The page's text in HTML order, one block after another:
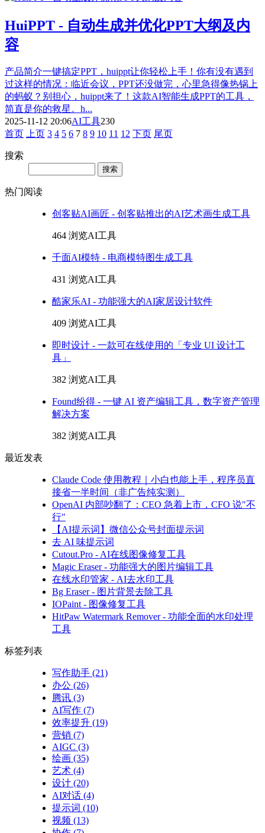
HuiPPT - 自动生成并优化PPT大纲及内
容
产品简介一键搞定PPT，huippt让你轻松上手！你有没有遇到
过这样的情况：临近会议，PPT还没做完，心里急得像热锅上
的蚂蚁？别担心，huippt来了！这款AI智能生成PPT的工具，
简直是你的救星。h...
2025-11-12 20:06AI工具230
首页
上页 3 4 5 6 7 8 9 10 11 12 下页 尾页
搜索
热门阅读
创客贴AI画匠 - 创客贴推出的AI艺术画生成工具
464 浏览AI工具
千面AI模特 - 电商模特图生成工具
431 浏览AI工具
酷家乐AI - 功能强大的AI家居设计软件
409 浏览AI工具
即时设计 - 一款可在线使用的「专业 UI 设计工
具」
382 浏览AI工具
Found纷得 - 一键 AI 资产编辑工具，数字资产管理
解决方案
382 浏览AI工具
最近发表
Claude Code 使用教程｜小白也能上手，程序员直
接省一半时间（非广告纯实测）
OpenAI 内部吵翻了：CEO 急着上市，CFO 说"不
行"
【AI提示词】微信公众号封面提示词
去 AI 味提示词
Cutout.Pro - AI在线图像修复工具
Magic Eraser - 功能强大的图片编辑工具
在线水印管家 - AI去水印工具
Bg Eraser - 图片背景去除工具
IOPaint - 图像修复工具
HitPaw Watermark Remover - 功能全面的水印处理
工具
标签列表
写作助手 (21)
办公 (26)
腾讯 (3)
AI写作 (7)
效率提升 (19)
营销 (7)
AIGC (3)
绘画 (35)
艺术 (4)
设计 (20)
AI对话 (4)
提示词 (10)
视频 (13)